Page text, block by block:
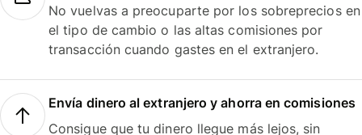
No vuelvas a preocuparte por los sobreprecios en
el tipo de cambio o las altas comisiones por
transacción cuando gastes en el extranjero.
Envía dinero al extranjero y ahorra en comisiones
Consigue que tu dinero llegue más lejos, sin